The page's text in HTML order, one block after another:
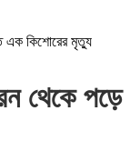
এক কিশোরের মৃত্যু
থেকে পড়ে